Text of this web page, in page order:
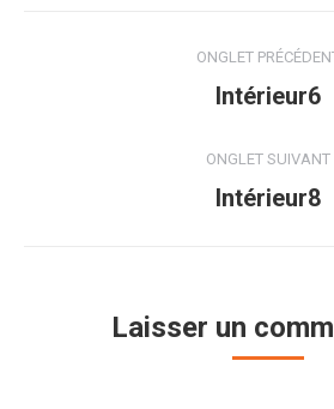
commentaire
ONGLET
Onglet
Intérieur6
ONGLET SUIVANT
Projets
Intérieur8
Laisser un